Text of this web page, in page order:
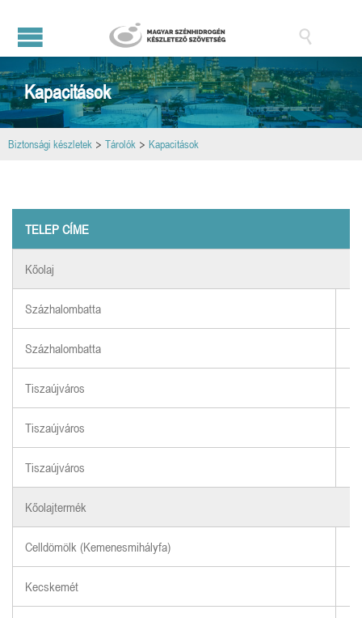

Kapacitások
Biztonsági készletek > Tárolók > Kapacitások
TELEP CÍME
Kőolaj
Százhalombatta
Százhalombatta
Tiszaújváros
Tiszaújváros
Tiszaújváros
Kőolajtermék
Celldömölk (Kemenesmihályfa)
Kecskemét